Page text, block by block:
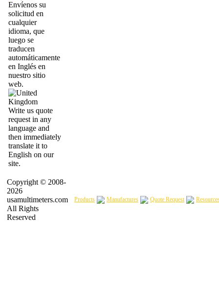
Envíenos su
solicitud en
cualquier
idioma, que
luego se
traducen
automáticamente
en Inglés en
nuestro sitio
web.
Write us quote
request in any
language and
then immediately
translate it to
English on our
site.
Copyright © 2008-
2026
usamultimeters.com
All Rights
Reserved
Products Manufactures Quote Request